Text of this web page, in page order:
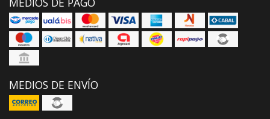
MEDIOS DE ENVÍO